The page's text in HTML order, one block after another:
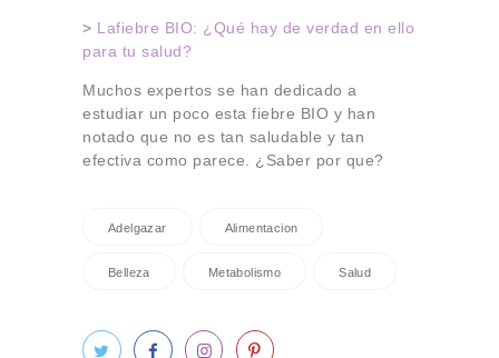
> Lafiebre BIO: ¿Qué hay de verdad en ello
para tu salud?
Muchos expertos se han dedicado a
estudiar un poco esta fiebre BIO y han
notado que no es tan saludable y tan
efectiva como parece. ¿Saber por que?
Adelgazar Alimentacion
Belleza Metabolismo Salud